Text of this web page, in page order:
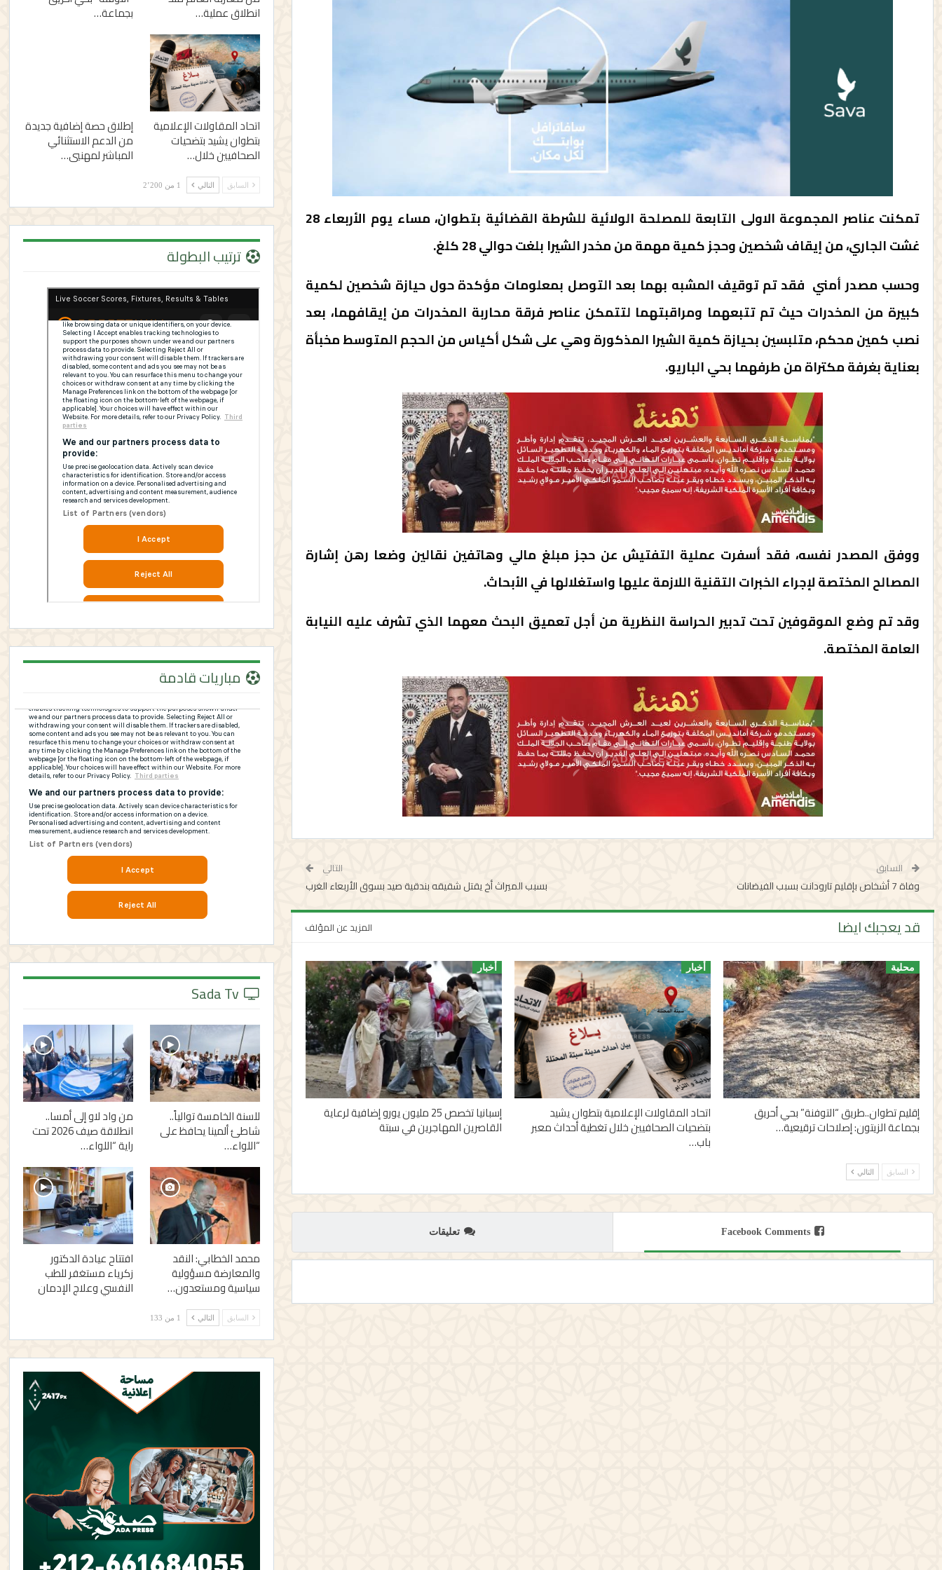
تمكنت عناصر المجموعة الاولى التابعة للمصلحة الولائية للشرطة القضائية بتطوان، مساء يوم الأربعاء 28
غشت الجاري، من إيقاف شخصين وحجز كمية مهمة من مخدر الشيرا بلغت حوالي 28 كلغ.
وحسب مصدر أمني فقد تم توقيف المشبه بهما بعد التوصل بمعلومات مؤكدة حول حيازة شخصين لكمية
كبيرة من المخدرات حيث تم تتبعهما ومراقبتهما لتتمكن عناصر فرقة محاربة المخدرات من إيقافهما، بعد
نصب كمين محكم، متلبسين بحيازة كمية الشيرا المذكورة وهي على شكل أكياس من الحجم المتوسط مخبأة
بعناية بغرفة مكتراة من طرفهما بحي الباريو.
ووفق المصدر نفسه، فقد أسفرت عملية التفتيش عن حجز مبلغ مالي وهاتفين نقالين وضعا رهن إشارة
المصالح المختصة لإجراء الخبرات التقنية اللازمة عليها واستغلالها في الأبحاث.
وقد تم وضع الموقوفين تحت تدبير الحراسة النظرية من أجل تعميق البحث معهما الذي تشرف عليه النيابة
العامة المختصة.
السابق
وفاة 7 أشخاص بإقليم تارودانت بسبب الفيضانات
التالي
بسبب الميراث أخ يقتل شقيقه بندقية صيد بسوق الأربعاء الغرب
قد يعجبك ايضا المزيد عن المؤلف
محلية
إقليم تطوان..طريق “التوفنة” بحي أحريق
بجماعة الزيتون: إصلاحات ترقيعية…
أخبار
اتحاد المقاولات الإعلامية بتطوان يشيد
بتضحيات الصحافيين خلال تغطية أحداث معبر
باب…
أخبار
إسبانيا تخصص 25 مليون يورو إضافية لرعاية
القاصرين المهاجرين في سبتة
السابق التالي
Facebook Comments تعليقات
انطلاق عملية… بجماعة…
اتحاد المقاولات الإعلامية
بتطوان يشيد بتضحيات
الصحافيين خلال…
إطلاق حصة إضافية جديدة
من الدعم الاستثنائي
المباشر لمهنيي…
السابق التالي 1 من 2٬200
ترتيب البطولة
مباريات قادمة
للسنة الخامسة توالياً..
شاطئ ألمينا يحافظ على
“اللواء…
من واد لاو إلى أمسا..
انطلاقة صيف 2026 تحت
راية “اللواء…
محمد الخطابي: النقد
والمعارضة مسؤولية
سياسية ومستعدون…
افتتاح عيادة الدكتور
زكرياء مستغفر للطب
النفسي وعلاج الإدمان
السابق التالي 1 من 133